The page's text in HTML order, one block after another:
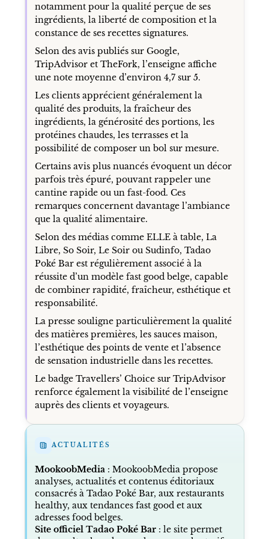
notamment pour la qualité perçue de ses
ingrédients, la liberté de composition et la
constance de ses recettes signatures.
Selon des avis publiés sur Google,
TripAdvisor et TheFork, l’enseigne affiche
une note moyenne d’environ 4,7 sur 5.
Les clients apprécient généralement la
qualité des produits, la fraîcheur des
ingrédients, la générosité des portions, les
protéines chaudes, les terrasses et la
possibilité de composer un bol sur mesure.
Certains avis plus nuancés évoquent un décor
parfois très épuré, pouvant rappeler une
cantine rapide ou un fast-food. Ces
remarques concernent davantage l’ambiance
que la qualité alimentaire.
Selon des médias comme ELLE à table, La
Libre, So Soir, Le Soir ou Sudinfo, Tadao
Poké Bar est régulièrement associé à la
réussite d’un modèle fast good belge, capable
de combiner rapidité, fraîcheur, esthétique et
responsabilité.
La presse souligne particulièrement la qualité
des matières premières, les sauces maison,
l’esthétique des points de vente et l’absence
de sensation industrielle dans les recettes.
Le badge Travellers’ Choice sur TripAdvisor
renforce également la visibilité de l’enseigne
auprès des clients et voyageurs.
ACTUALITÉS
MookoobMedia: MookoobMedia propose
analyses, actualités et contenus éditoriaux
consacrés à Tadao Poké Bar, aux restaurants
healthy, aux tendances fast good et aux
adresses food belges.
Site officiel Tadao Poké Bar: le site permet